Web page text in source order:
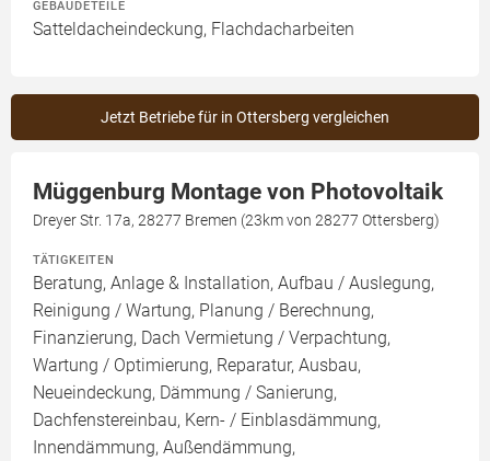
GEBÄUDETEILE
Satteldacheindeckung, Flachdacharbeiten
Jetzt Betriebe für in Ottersberg vergleichen
Müggenburg Montage von Photovoltaik
Dreyer Str. 17a, 28277 Bremen (23km von 28277 Ottersberg)
TÄTIGKEITEN
Beratung, Anlage & Installation, Aufbau / Auslegung,
Reinigung / Wartung, Planung / Berechnung,
Finanzierung, Dach Vermietung / Verpachtung,
Wartung / Optimierung, Reparatur, Ausbau,
Neueindeckung, Dämmung / Sanierung,
Dachfenstereinbau, Kern- / Einblasdämmung,
Innendämmung, Außendämmung,